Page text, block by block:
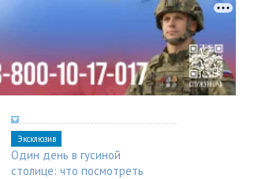
Эксклюзив
Один день в гусиной
столице: что посмотреть